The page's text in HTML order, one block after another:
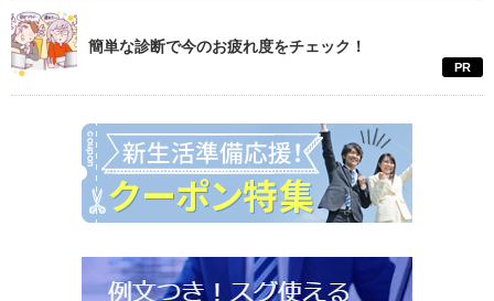
簡単な診断で今のお疲れ度をチェック！
PR